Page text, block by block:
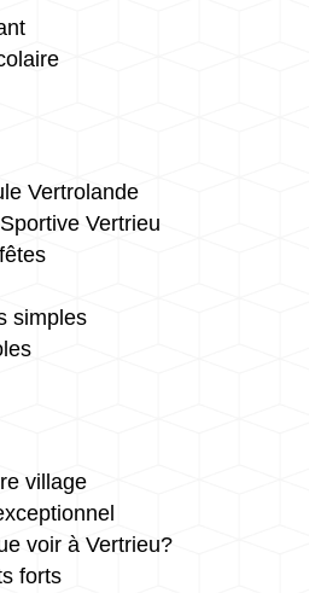
Vertrolande
Vertrieu
simples
village
voir à Vertrieu?
forts